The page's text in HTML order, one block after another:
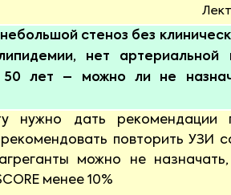
стеноз без
нет артериальной
50 лет – можно ли не
нужно дать рекомендации
повторить УЗИ
можно не
менее 10%